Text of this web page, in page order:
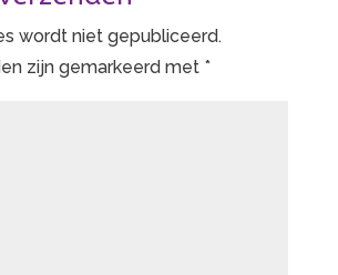
wordt niet gepubliceerd.
zijn gemarkeerd met *